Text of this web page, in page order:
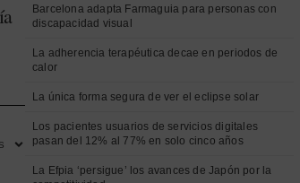
Barcelona adapta Farmaguia para personas con
discapacidad visual
La adherencia terapéutica decae en periodos de
calor
La única forma segura de ver el eclipse solar
Los pacientes usuarios de servicios digitales
pasan del 12% al 77% en solo cinco años
La Efpia ‘persigue’ los avances de Japón por la